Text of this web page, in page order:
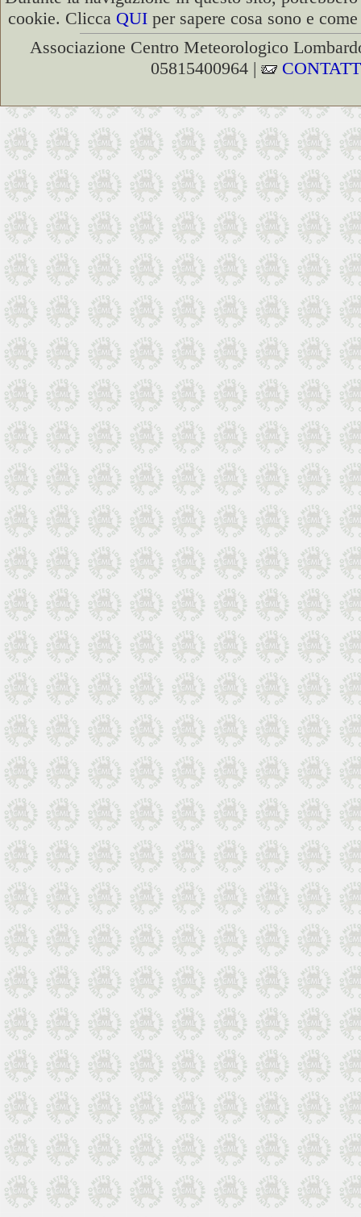
cookie. Clicca QUI per sapere cosa sono e
Associazione Centro Meteorologico
05815400964 |